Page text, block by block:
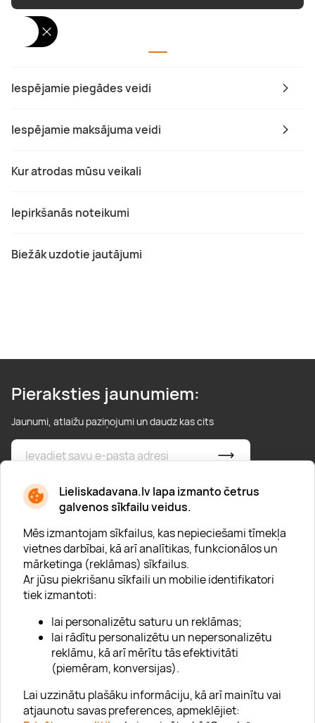
Lieliskadavana.lv lapa izmanto četrus
galvenos sīkfailu veidus.
Mēs izmantojam sīkfailus, kas nepieciešami tīmekļa
vietnes darbībai, kā arī analītikas, funkcionālos un
mārketinga (reklāmas) sīkfailus.
Ar jūsu piekrišanu sīkfaili un mobilie identifikatori
tiek izmantoti:
lai personalizētu saturu un reklāmas;
lai rādītu personalizētu un nepersonalizētu
reklāmu, kā arī mērītu tās efektivitāti
(piemēram, konversijas).
Lai uzzinātu plašāku informāciju, kā arī mainītu vai
atjaunotu savas preferences, apmeklējiet:
Iespējamie piegādes veidi
Iespējamie maksājuma veidi
Kur atrodas mūsu veikali
Iepirkšanās noteikumi
Biežāk uzdotie jautājumi
Pieraksties jaunumiem:
Jaunumi, atlaižu paziņojumi un daudz kas cits
* Esmu iepazinies/usies ar privātuma politiku
Par "Lieliska dāvana"
Uzņēmumiem